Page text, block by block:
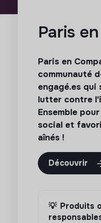
Paris
Paris en
communauté
engagé.es qui
lutter contre
Ensemble
social et
aînés !
Découvrir
💡 Produits